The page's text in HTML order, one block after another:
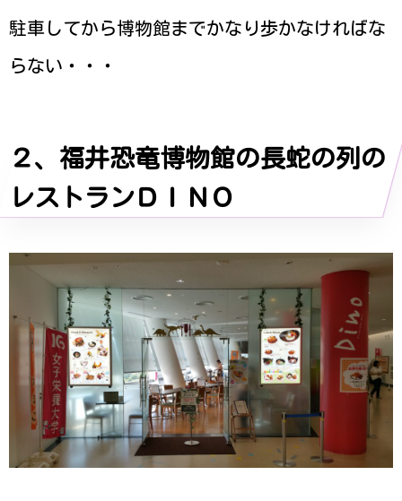
駐車してから博物館までかなり歩かなければな
らない・・・
２、福井恐竜博物館の長蛇の列の
レストランＤＩＮＯ